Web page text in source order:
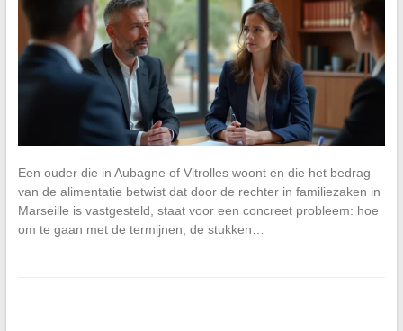
Een ouder die in Aubagne of Vitrolles woont en die het bedrag
van de alimentatie betwist dat door de rechter in familiezaken in
Marseille is vastgesteld, staat voor een concreet probleem: hoe
om te gaan met de termijnen, de stukken…